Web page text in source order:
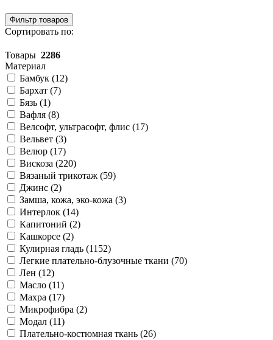
Фильтр товаров
Сортировать по:
Товары 2286
Материал
Бамбук (12)
Бархат (7)
Бязь (1)
Вафля (8)
Велсофт, ультрасофт, флис (17)
Вельвет (3)
Велюр (17)
Вискоза (220)
Вязаный трикотаж (59)
Джинс (2)
Замша, кожа, эко-кожа (3)
Интерлок (14)
Капитоний (2)
Кашкорсе (2)
Кулирная гладь (1152)
Легкие плательно-блузочные ткани (70)
Лен (12)
Масло (11)
Махра (17)
Микрофибра (2)
Модал (11)
Плательно-костюмная ткань (26)